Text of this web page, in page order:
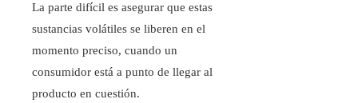
La parte difícil es asegurar que estas
sustancias volátiles se liberen en el
momento preciso, cuando un
consumidor está a punto de llegar al
producto en cuestión.